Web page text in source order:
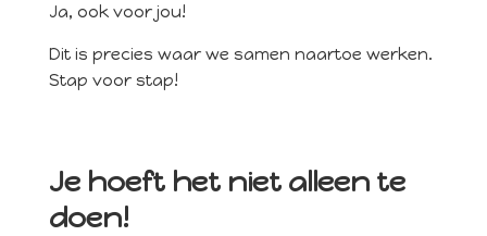
Ja, ook voor jou!
Dit is precies waar we samen naartoe werken.
Stap voor stap!
Je hoeft het niet alleen te
doen!